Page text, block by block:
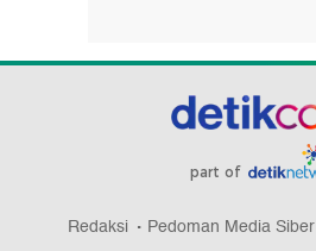
part of
Redaksi Pedoman Media Siber